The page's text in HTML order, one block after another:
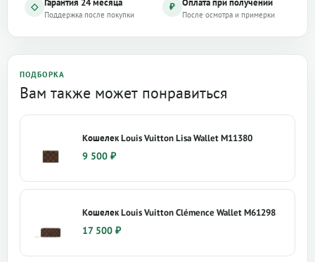
◇
Поддержка после покупки
₽
После осмотра и примерки
ПОДБОРКА
Вам также может понравиться
Кошелек Louis Vuitton Lisa Wallet M11380
9 500 ₽
Кошелек Louis Vuitton Clémence Wallet M61298
17 500 ₽